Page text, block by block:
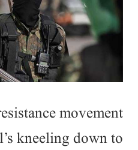
movement
kneeling down to